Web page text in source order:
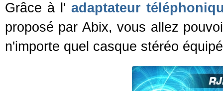
Grâce à l' adaptateur
proposé par Abix, vous allez
n'importe quel casque stéréo